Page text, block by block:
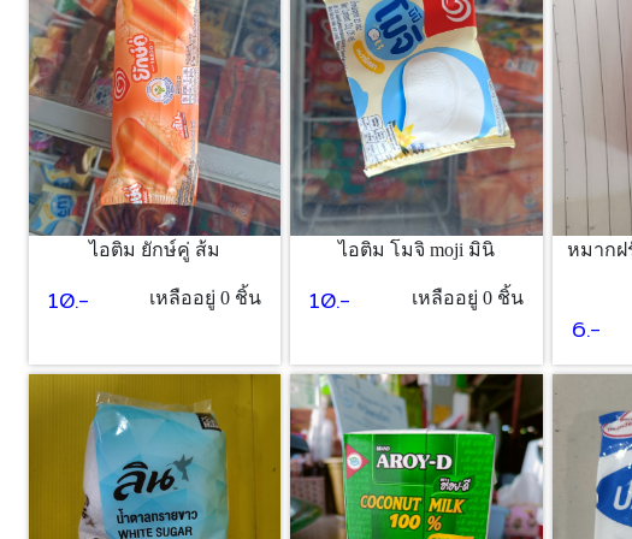
ไอติม ยักษ์คู่ ส้ม
10.- เหลืออยู่ 0 ชิ้น
ไอติม โมจิ moji มินิ
10.- เหลืออยู่ 0 ชิ้น
หมากฝ
6.-